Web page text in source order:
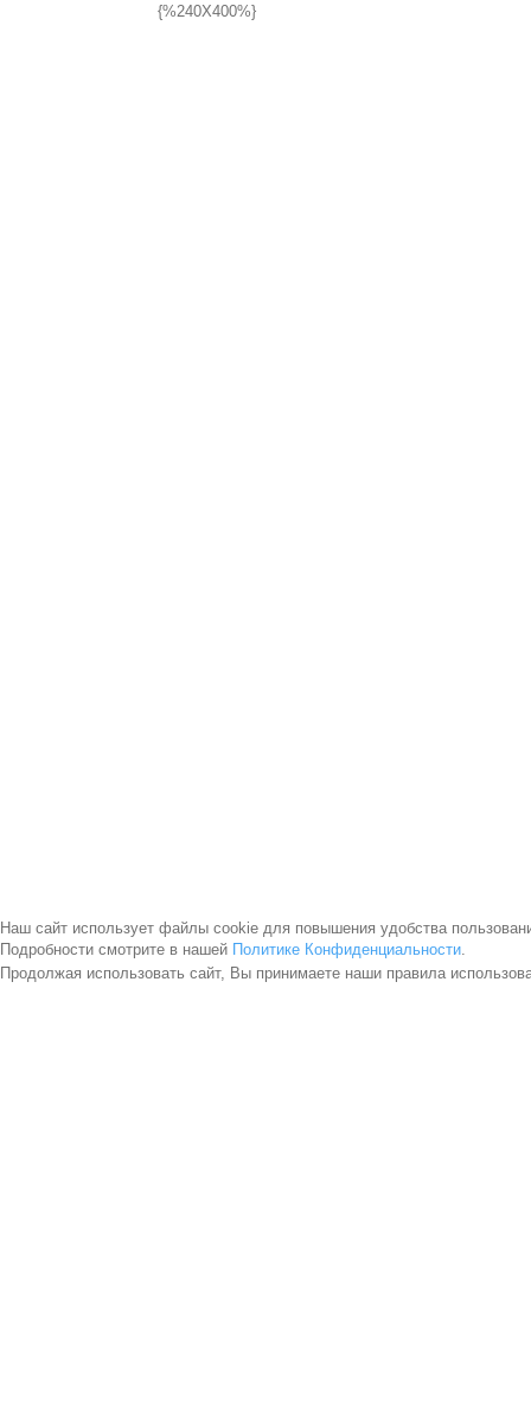
{%240X400%}
Наш сайт использует файлы cookie для повышения удобства
Подробности смотрите в нашей Политике Конфиденциальности.
Продолжая использовать сайт, Вы принимаете наши правила